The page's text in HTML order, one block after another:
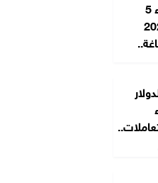
اليوم الأربعاء 5
2026